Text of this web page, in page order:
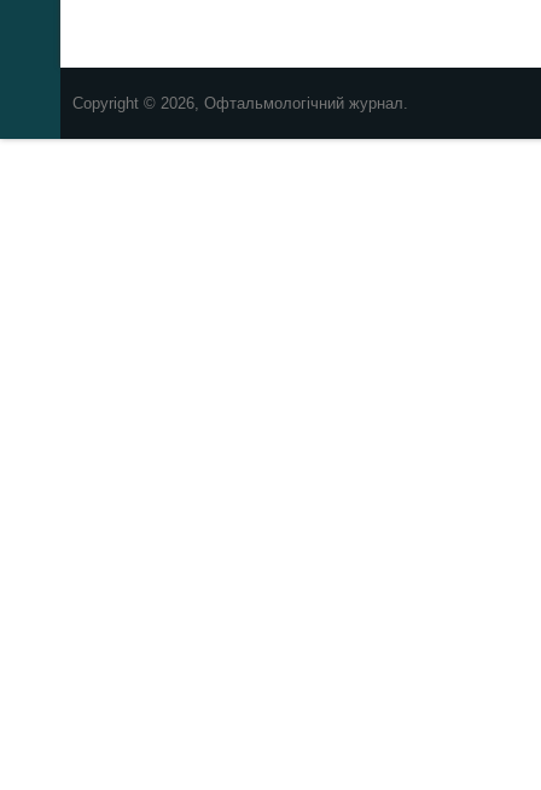
Copyright © 2026, Офтальмологічний журнал.